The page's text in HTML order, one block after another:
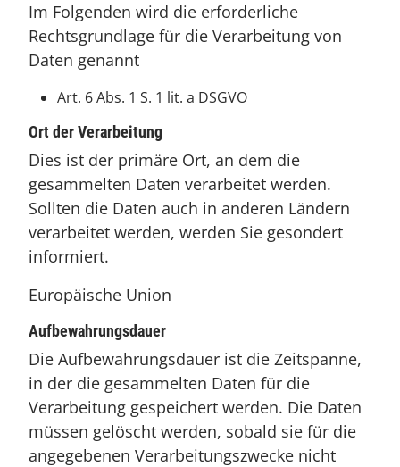
Im Folgenden wird die erforderliche
Rechtsgrundlage für die Verarbeitung von
Daten genannt
Art. 6 Abs. 1 S. 1 lit. a DSGVO
Ort der Verarbeitung
Dies ist der primäre Ort, an dem die
gesammelten Daten verarbeitet werden.
Sollten die Daten auch in anderen Ländern
verarbeitet werden, werden Sie gesondert
informiert.
Europäische Union
Aufbewahrungsdauer
Die Aufbewahrungsdauer ist die Zeitspanne,
in der die gesammelten Daten für die
Verarbeitung gespeichert werden. Die Daten
müssen gelöscht werden, sobald sie für die
angegebenen Verarbeitungszwecke nicht